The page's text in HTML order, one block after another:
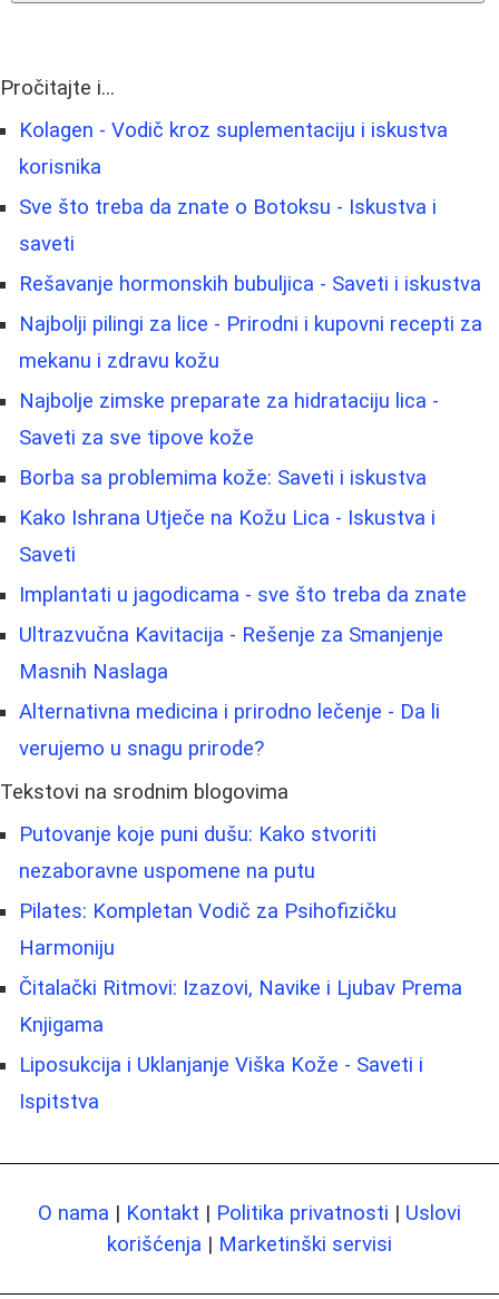
Pročitajte i...
Kolagen - Vodič kroz suplementaciju i iskustva
korisnika
Sve što treba da znate o Botoksu - Iskustva i
saveti
Rešavanje hormonskih bubuljica - Saveti i iskustva
Najbolji pilingi za lice - Prirodni i kupovni recepti za
mekanu i zdravu kožu
Najbolje zimske preparate za hidrataciju lica -
Saveti za sve tipove kože
Borba sa problemima kože: Saveti i iskustva
Kako Ishrana Utječe na Kožu Lica - Iskustva i
Saveti
Implantati u jagodicama - sve što treba da znate
Ultrazvučna Kavitacija - Rešenje za Smanjenje
Masnih Naslaga
Alternativna medicina i prirodno lečenje - Da li
verujemo u snagu prirode?
Tekstovi na srodnim blogovima
Putovanje koje puni dušu: Kako stvoriti
nezaboravne uspomene na putu
Pilates: Kompletan Vodič za Psihofizičku
Harmoniju
Čitalački Ritmovi: Izazovi, Navike i Ljubav Prema
Knjigama
Liposukcija i Uklanjanje Viška Kože - Saveti i
Ispitstva
O nama | Kontakt | Politika privatnosti | Uslovi
korišćenja | Marketinški servisi